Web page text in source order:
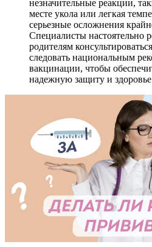
незначительные реакции,
месте укола или легкая
серьезные осложнения
Специалисты настоятельно
родителям
следовать национальным
вакцинации, чтобы
надежную защиту и